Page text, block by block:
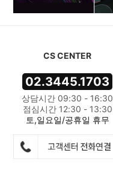
CS CENTER
02.3445.1703
상담시간 09:30 - 16:30
점심시간 12:30 - 13:30
토,일요일/공휴일 휴무